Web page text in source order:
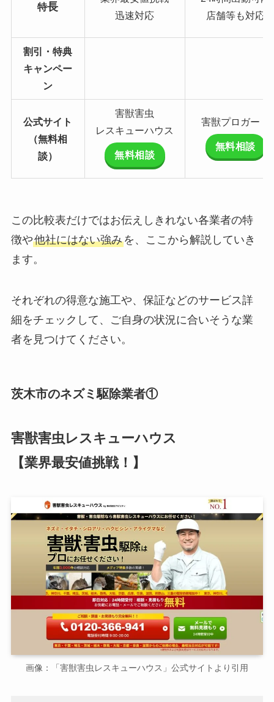
特長
迅速対応
店舗等も対応
割引・特典
キャンペー
ン
公式サイト
（無料相
談）
害獣害虫
レスキューハウス
無料相談
害獣プロガード
無料相談
この比較表だけではお伝えしきれない各業者の特
徴や他社にはない強みを、ここから解説していき
ます。
それぞれの得意な施工や、保証などのサービス詳
細をチェックして、ご自身の状況に合いそうな業
者を見つけてください。
茨木市のネズミ駆除業者①
害獣害虫レスキューハウス
【業界最安値挑戦！】
画像：「害獣害虫レスキューハウス」公式サイトより引用